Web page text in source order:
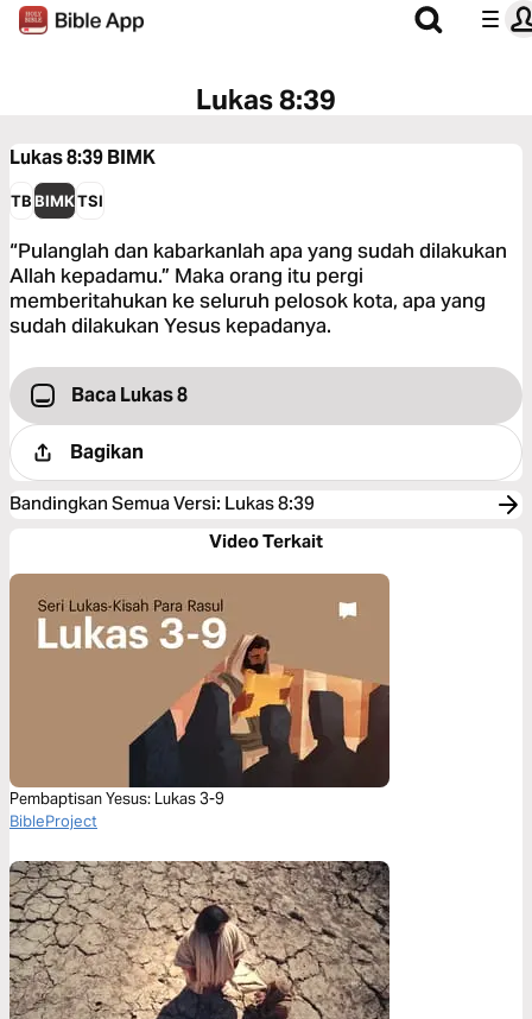
Lukas 8:39
Lukas 8:39BIMK
TBBIMKTSI
“Pulanglah dan kabarkanlah apa yang sudah dilakukan
Allah kepadamu.” Maka orang itu pergi
memberitahukan ke seluruh pelosok kota, apa yang
sudah dilakukan Yesus kepadanya.
Baca Lukas 8
Bagikan
Bandingkan Semua Versi: Lukas 8:39
Video Terkait
Pembaptisan Yesus: Lukas 3-9
BibleProject